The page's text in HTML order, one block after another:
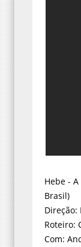
Hebe -
Brasil)
Direção:
Roteiro:
Com: